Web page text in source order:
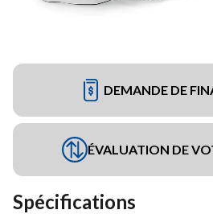
DEMANDE DE
ÉVALUATION DE
Spécifications